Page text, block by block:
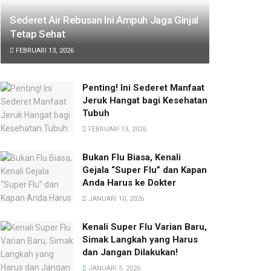
Sederet Air Rebusan Ini Ampuh Jaga Ginjal
Tetap Sehat
FEBRUARI 13, 2026
Penting! Ini Sederet Manfaat
Jeruk Hangat bagi Kesehatan
Tubuh
FEBRUARI 13, 2026
Bukan Flu Biasa, Kenali
Gejala “Super Flu” dan Kapan
Anda Harus ke Dokter
JANUARI 10, 2026
Kenali Super Flu Varian Baru,
Simak Langkah yang Harus
dan Jangan Dilakukan!
JANUARI 5, 2026